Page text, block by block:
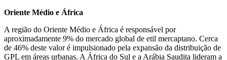
Oriente Médio e África
A região do Oriente Médio e África é responsável por
aproximadamente 9% do mercado global de etil mercaptano. Cerca
de 46% deste valor é impulsionado pela expansão da distribuição de
GPL em áreas urbanas. A África do Sul e a Arábia Saudita lideram a